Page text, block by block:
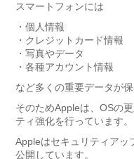
スマートフォンには
・個人情報
・クレジットカード情報
・写真やデータ
・各種アカウント情報
など多くの重要データが保
そのためAppleは、OSの
ティ強化を行っています。
Appleはセキュリティアッ
公開しています。